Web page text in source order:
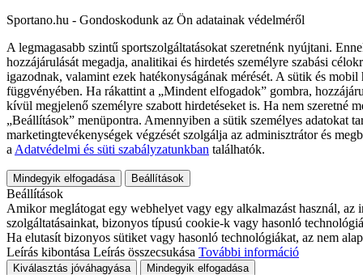
Sportano.hu - Gondoskodunk az Ön adatainak védelméről
A legmagasabb szintű sportszolgáltatásokat szeretnénk nyújtani.
hozzájárulását megadja, analitikai és hirdetés személyre szabási
igazodnak, valamint ezek hatékonyságának mérését. A sütik és
függvényében. Ha rákattint a „Mindent elfogadok” gombra,
kívül megjelenő személyre szabott hirdetéseket is. Ha nem szeretné
„Beállítások” menüpontra. Amennyiben a sütik személyes adatokat
marketingtevékenységek végzését szolgálja az adminisztrátor és
a Adatvédelmi és süti szabályzatunkban találhatók.
Mindegyik elfogadása Beállítások
Beállítások
Amikor meglátogat egy webhelyet vagy egy alkalmazást használ,
szolgáltatásainkat, bizonyos típusú cookie-k vagy hasonló
Ha elutasít bizonyos sütiket vagy hasonló technológiákat, az nem
Leírás kibontása Leírás összecsukása További információ
Kiválasztás jóváhagyása
Mindegyik elfogadása